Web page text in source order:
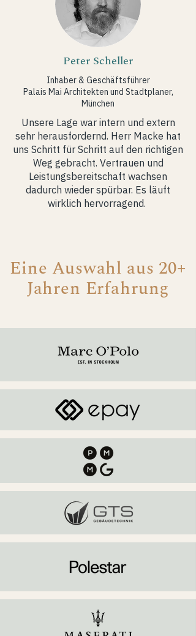
Peter Scheller
Inhaber & Geschäftsführer
Palais Mai Architekten und Stadtplaner,
München
Unsere Lage war intern und extern
sehr herausfordernd. Herr Macke hat
uns Schritt für Schritt auf den richtigen
Weg gebracht. Vertrauen und
Leistungsbereitschaft wachsen
dadurch wieder spürbar. Es läuft
wirklich hervorragend.
Eine Auswahl aus 20+
Jahren Erfahrung